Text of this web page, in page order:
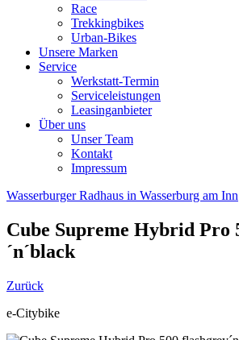
Race
Trekkingbikes
Urban-Bikes
Unsere Marken
Service
Werkstatt-Termin
Serviceleistungen
Leasinganbieter
Über uns
Unser Team
Kontakt
Impressum
Wasserburger Radhaus in Wasserburg am Inn
Cube Supreme Hybrid Pro
´n´black
Zurück
e-Citybike